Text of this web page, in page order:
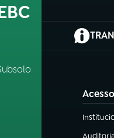
(abre
(abre em